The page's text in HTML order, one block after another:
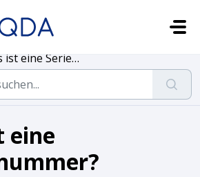
Inhalt gehen
eine Seriennummer?
eine